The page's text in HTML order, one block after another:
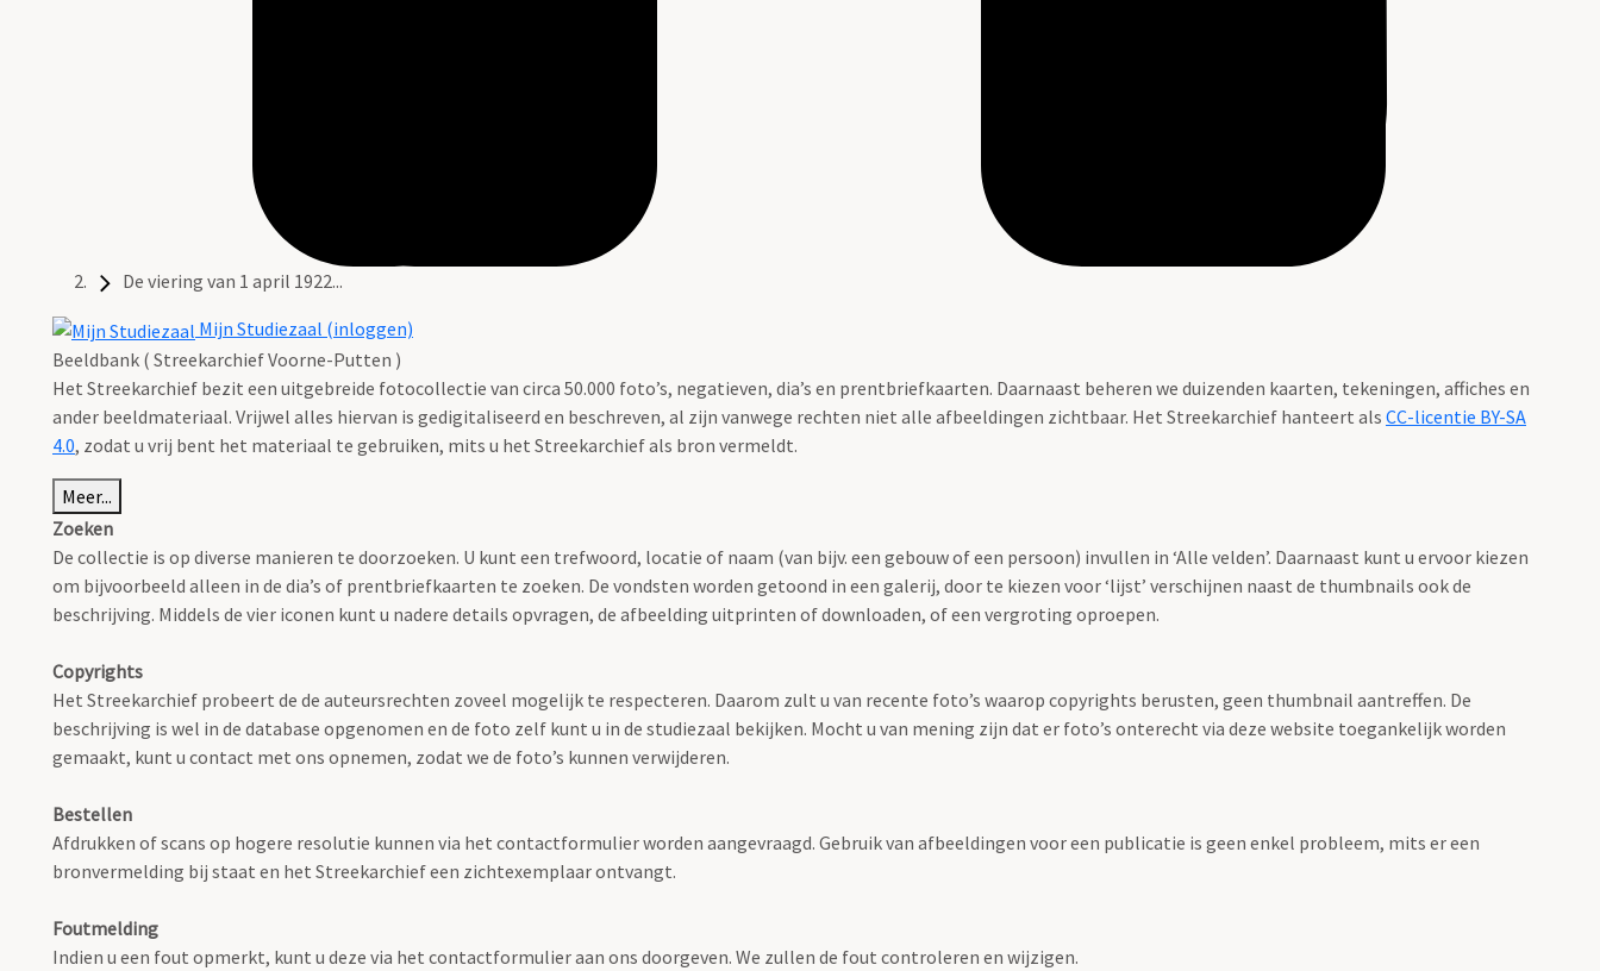
De viering van 1 april 1922...
Mijn Studiezaal (inloggen)
Beeldbank ( Streekarchief Voorne-Putten )
Het Streekarchief bezit een uitgebreide fotocollectie van circa 50.000 foto’s, negatieven, dia’s en prentbriefkaarten. Daarnaast beheren we duizenden kaarten, tekeningen, affiches en
ander beeldmateriaal. Vrijwel alles hiervan is gedigitaliseerd en beschreven, al zijn vanwege rechten niet alle afbeeldingen zichtbaar. Het Streekarchief hanteert als CC-licentie BY-SA
4.0, zodat u vrij bent het materiaal te gebruiken, mits u het Streekarchief als bron vermeldt.
Meer...
Zoeken
De collectie is op diverse manieren te doorzoeken. U kunt een trefwoord, locatie of naam (van bijv. een gebouw of een persoon) invullen in ‘Alle velden’. Daarnaast kunt u ervoor kiezen
om bijvoorbeeld alleen in de dia’s of prentbriefkaarten te zoeken. De vondsten worden getoond in een galerij, door te kiezen voor ‘lijst’ verschijnen naast de thumbnails ook de
beschrijving. Middels de vier iconen kunt u nadere details opvragen, de afbeelding uitprinten of downloaden, of een vergroting oproepen.
Copyrights
Het Streekarchief probeert de de auteursrechten zoveel mogelijk te respecteren. Daarom zult u van recente foto’s waarop copyrights berusten, geen thumbnail aantreffen. De
beschrijving is wel in de database opgenomen en de foto zelf kunt u in de studiezaal bekijken. Mocht u van mening zijn dat er foto’s onterecht via deze website toegankelijk worden
gemaakt, kunt u contact met ons opnemen, zodat we de foto’s kunnen verwijderen.
Bestellen
Afdrukken of scans op hogere resolutie kunnen via het contactformulier worden aangevraagd. Gebruik van afbeeldingen voor een publicatie is geen enkel probleem, mits er een
bronvermelding bij staat en het Streekarchief een zichtexemplaar ontvangt.
Foutmelding
Indien u een fout opmerkt, kunt u deze via het contactformulier aan ons doorgeven. We zullen de fout controleren en wijzigen.